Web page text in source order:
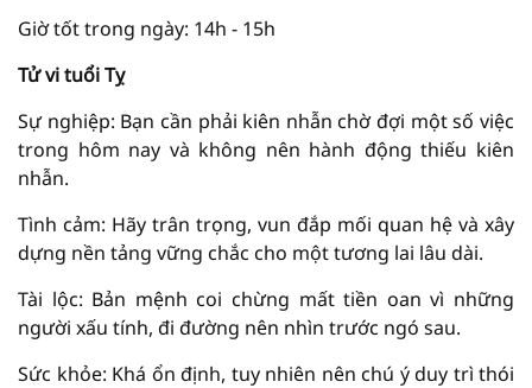
Giờ tốt trong ngày: 14h - 15h
Tử vi tuổi Tỵ
Sự nghiệp: Bạn cần phải kiên nhẫn chờ đợi một số việc
trong hôm nay và không nên hành động thiếu kiên
nhẫn.
Tình cảm: Hãy trân trọng, vun đắp mối quan hệ và xây
dựng nền tảng vững chắc cho một tương lai lâu dài.
Tài lộc: Bản mệnh coi chừng mất tiền oan vì những
người xấu tính, đi đường nên nhìn trước ngó sau.
Sức khỏe: Khá ổn định, tuy nhiên nên chú ý duy trì thói